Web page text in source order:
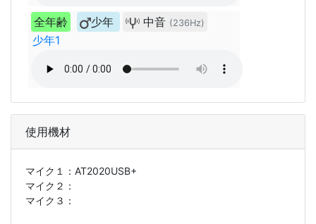
全年齢 少年 中音 (236Hz)
少年1
使用機材
マイク１： AT2020USB+
マイク２：
マイク３：